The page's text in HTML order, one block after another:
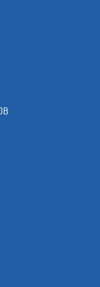
в ремонте
вам надо
Даже, если вы
а
работы:
проводки,
— вы
если